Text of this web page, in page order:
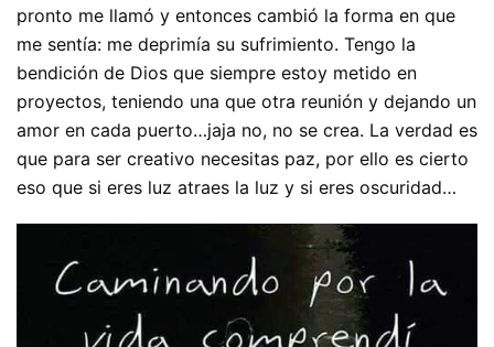
pronto me llamó y entonces cambió la forma en que
me sentía: me deprimía su sufrimiento. Tengo la
bendición de Dios que siempre estoy metido en
proyectos, teniendo una que otra reunión y dejando un
amor en cada puerto…jaja no, no se crea. La verdad es
que para ser creativo necesitas paz, por ello es cierto
eso que si eres luz atraes la luz y si eres oscuridad…